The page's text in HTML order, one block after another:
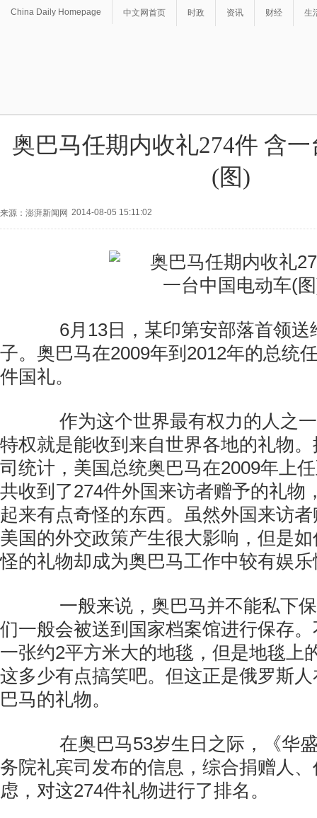
China Daily Homepage 中文网首页 时政 资讯 财经 生
奥巴马任期内收礼274件 含
(图)
来源：澎湃新闻网 2014-08-05 15:11:02
6月13日，某印第安部落首领送
子。奥巴马在2009年到2012年的总统
件国礼。
作为这个世界最有权力的人之一
特权就是能收到来自世界各地的礼物
司统计，美国总统奥巴马在2009年上
共收到了274件外国来访者赠予的礼物
起来有点奇怪的东西。虽然外国来访
美国的外交政策产生很大影响，但是
怪的礼物却成为奥巴马工作中较有娱
一般来说，奥巴马并不能私下保
们一般会被送到国家档案馆进行保存
一张约2平方米大的地毯，但是地毯上
这多少有点搞笑吧。但这正是俄罗斯
巴马的礼物。
在奥巴马53岁生日之际，《华盛
务院礼宾司发布的信息，综合捐赠人
虑，对这274件礼物进行了排名。